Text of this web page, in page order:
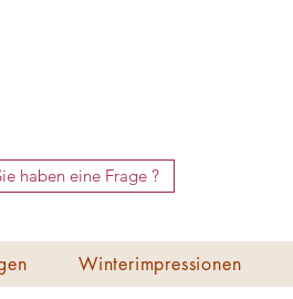
haben eine Frage ?
Winterimpressionen